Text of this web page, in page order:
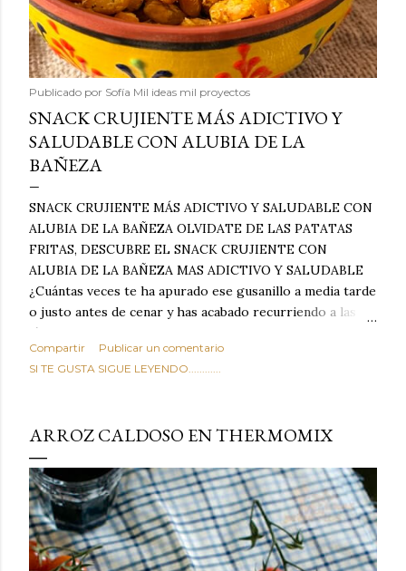
Publicado por Sofía Mil ideas mil proyectos
SNACK CRUJIENTE MÁS ADICTIVO Y
SALUDABLE CON ALUBIA DE LA
BAÑEZA
SNACK CRUJIENTE MÁS ADICTIVO Y SALUDABLE CON
ALUBIA DE LA BAÑEZA OLVIDATE DE LAS PATATAS
FRITAS, DESCUBRE EL SNACK CRUJIENTE CON
ALUBIA DE LA BAÑEZA MAS ADICTIVO Y SALUDABLE
¿Cuántas veces te ha apurado ese gusanillo a media tarde
o justo antes de cenar y has acabado recurriendo a las
típicas patatas de bolsa, frutos secos fritos o snacks
ultraprocesados llenos de grasas saturadas y sodio?
Todos hemos estado ahí. Sin embargo, cuidarse no tiene
satisface. Estas alubias crujientes al horno van a cambiar
por completo tu forma de ver las legumbres. Olvídate de
asociar las alubias únicamente a los guisos tradicionales y
copiosos de invierno. Con esta receta simple pero
revolucionaria, transformaremos un ingrediente tan
humilde como la alubia de La Bañeza en un snack ligero,
dorado, cargado de proteína y 100% natural. Es el
Compartir
Publicar un comentario
SI TE GUSTA SIGUE LEYENDO............
ARROZ CALDOSO EN THERMOMIX